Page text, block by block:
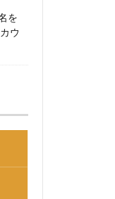
を
ウ